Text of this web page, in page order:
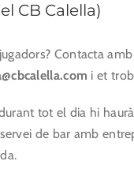
CB Calella)
Contacta
i et
tot el dia hi
servei de bar amb